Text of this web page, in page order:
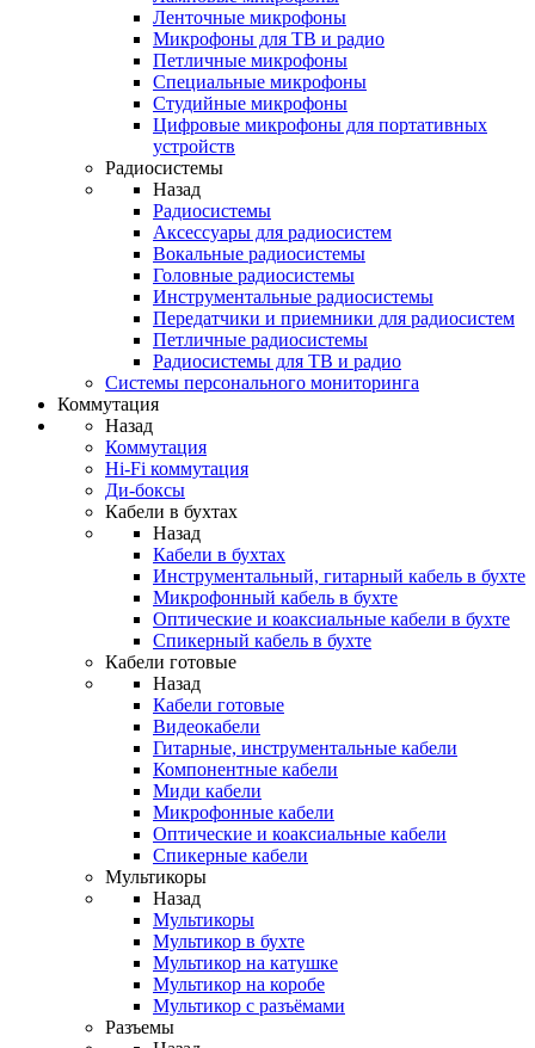
Ленточные микрофоны
Микрофоны для ТВ и радио
Петличные микрофоны
Специальные микрофоны
Студийные микрофоны
Цифровые микрофоны для портативных
устройств
Радиосистемы
Назад
Радиосистемы
Аксессуары для радиосистем
Вокальные радиосистемы
Головные радиосистемы
Инструментальные радиосистемы
Передатчики и приемники для радиосистем
Петличные радиосистемы
Радиосистемы для ТВ и радио
Системы персонального мониторинга
Коммутация
Назад
Коммутация
Hi-Fi коммутация
Ди-боксы
Кабели в бухтах
Назад
Кабели в бухтах
Инструментальный, гитарный кабель в бухте
Микрофонный кабель в бухте
Оптические и коаксиальные кабели в бухте
Спикерный кабель в бухте
Кабели готовые
Назад
Кабели готовые
Видеокабели
Гитарные, инструментальные кабели
Компонентные кабели
Миди кабели
Микрофонные кабели
Оптические и коаксиальные кабели
Спикерные кабели
Мультикоры
Назад
Мультикоры
Мультикор в бухте
Мультикор на катушке
Мультикор на коробе
Мультикор с разъёмами
Разъемы